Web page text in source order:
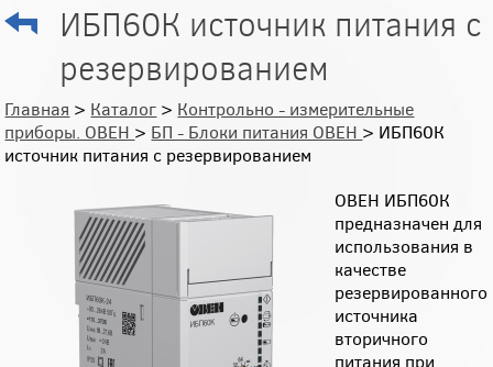
ИБП60К источник питания с
резервированием
Главная > Каталог > Контрольно - измерительные
приборы. ОВЕН > БП - Блоки питания ОВЕН > ИБП60К
источник питания с резервированием
ОВЕН ИБП60К
предназначен для
использования в
качестве
резервированного
источника
вторичного
питания при